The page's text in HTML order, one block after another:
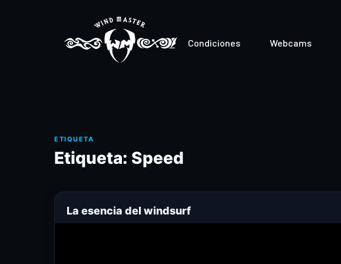
Condiciones Webcams
Etiqueta: Speed
La esencia del windsurf